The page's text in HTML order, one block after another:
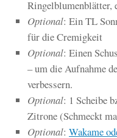
Ringelblumenblätter,
Optional: Ein TL
für die Cremigkeit
Optional: Einen
– um die Aufnahme
verbessern.
Optional: 1 Scheibe
Zitrone (Schmeckt
Optional: Wakame